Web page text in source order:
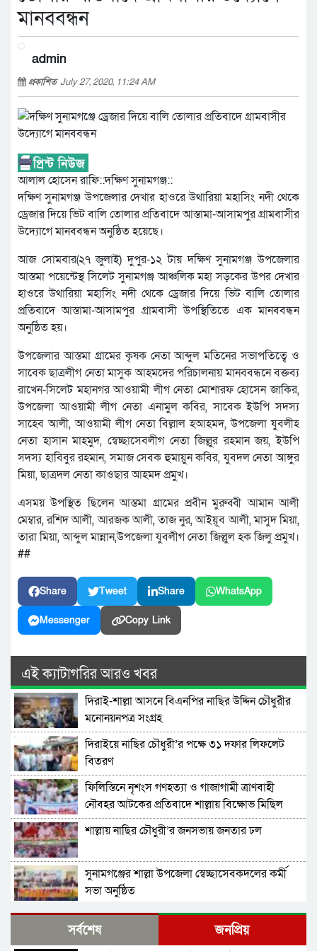
মানববন্ধন
admin
প্রকাশিতJuly 27, 2020, 11:24 AM
আলাল হোসেন রাফি::দক্ষিণ সুনামগঞ্জ::
দক্ষিণ সুনামগঞ্জ উপজেলার দেখার হাওরে উথারিয়া মহাসিং নদী থেকে
ড্রেজার দিয়ে ভিট বালি তোলার প্রতিবাদে আস্তামা-আসামপুর গ্রামবাসীর
উদ্যোগে মানববন্ধন অনুষ্ঠিত হয়েছে।
আজ সোমবার(২৭ জুলাই) দুপুর-১২ টায় দক্ষিণ সুনামগঞ্জ উপজেলার
আস্তমা পয়েন্টেস্থ সিলেট সুনামগঞ্জ আঞ্চলিক মহা সড়কের উপর দেখার
হাওরে উথারিয়া মহাসিং নদী থেকে ড্রেজার দিয়ে ভিট বালি তোলার
প্রতিবাদে আস্তামা-আসামপুর গ্রামবাসী উপস্থিতিতে এক মানববন্ধন
অনুষ্ঠিত হয়।
উপজেলার আস্তমা গ্রামের কৃষক নেতা আব্দুল মতিনের সভাপতিত্বে ও
সাবেক ছাত্রলীগ নেতা মাসুক আহমদের পরিচালনায় মানববন্ধনে বক্তব্য
রাখেন-সিলেট মহানগর আওয়ামী লীগ নেতা মোশারফ হোসেন জাকির,
উপজেলা আওয়ামী লীগ নেতা এনামুল কবির, সাবেক ইউপি সদস্য
সাহেব আলী, আওয়ামী লীগ নেতা বিল্লাল হআহমদ, উপজেলা যুবলীহ
নেতা হাসান মাহমুদ, স্বেচ্ছাসেবলীগ নেতা জিল্লুর রহমান জয়, ইউপি
সদস্য হাবিবুর রহমান, সমাজ সেবক হুমায়ুন কবির, যুবদল নেতা আঙ্গুর
মিয়া, ছাত্রদল নেতা কাওছার আহমদ প্রমুখ।
এসময় উপস্থিত ছিলেন আস্তমা গ্রামের প্রবীন মুরুব্বী আমান আলী
মেম্বার, রশিদ আলী, আরজক আলী, তাজ নুর, আইয়ূব আলী, মাসুদ মিয়া,
তারা মিয়া, আব্দুল মান্নান,উপজেলা যুবলীগ নেতা জিল্লুল হক জিলু প্রমুখ।
##
Share Tweet Share WhatsApp
Messenger Copy Link
এই ক্যাটাগরির আরও খবর
দিরাই-শাল্লা আসনে বিএনপির নাছির উদ্দিন চৌধুরীর
মনোনয়নপত্র সংগ্রহ
দিরাইয়ে নাছির চৌধুরী’র পক্ষে ৩১ দফার লিফলেট
বিতরণ
ফিলিস্তিনে নৃশংস গণহত্যা ও গাজাগামী ত্রাণবাহী
নৌবহর আটকের প্রতিবাদে শাল্লায় বিক্ষোভ মিছিল
শাল্লায় নাছির চৌধুরী’র জনসভায় জনতার ঢল
সুনামগঞ্জের শাল্লা উপজেলা স্বেচ্ছাসেবকদলের কর্মী
সভা অনুষ্ঠিত
দিরাইয়ে মাওলানা মুশতাক গাজীনগরীর হত্যার
প্রতিবাদে বিক্ষোভ মিছিল ও সমাবেশ অনুষ্ঠিত
সর্বশেষ জনপ্রিয়